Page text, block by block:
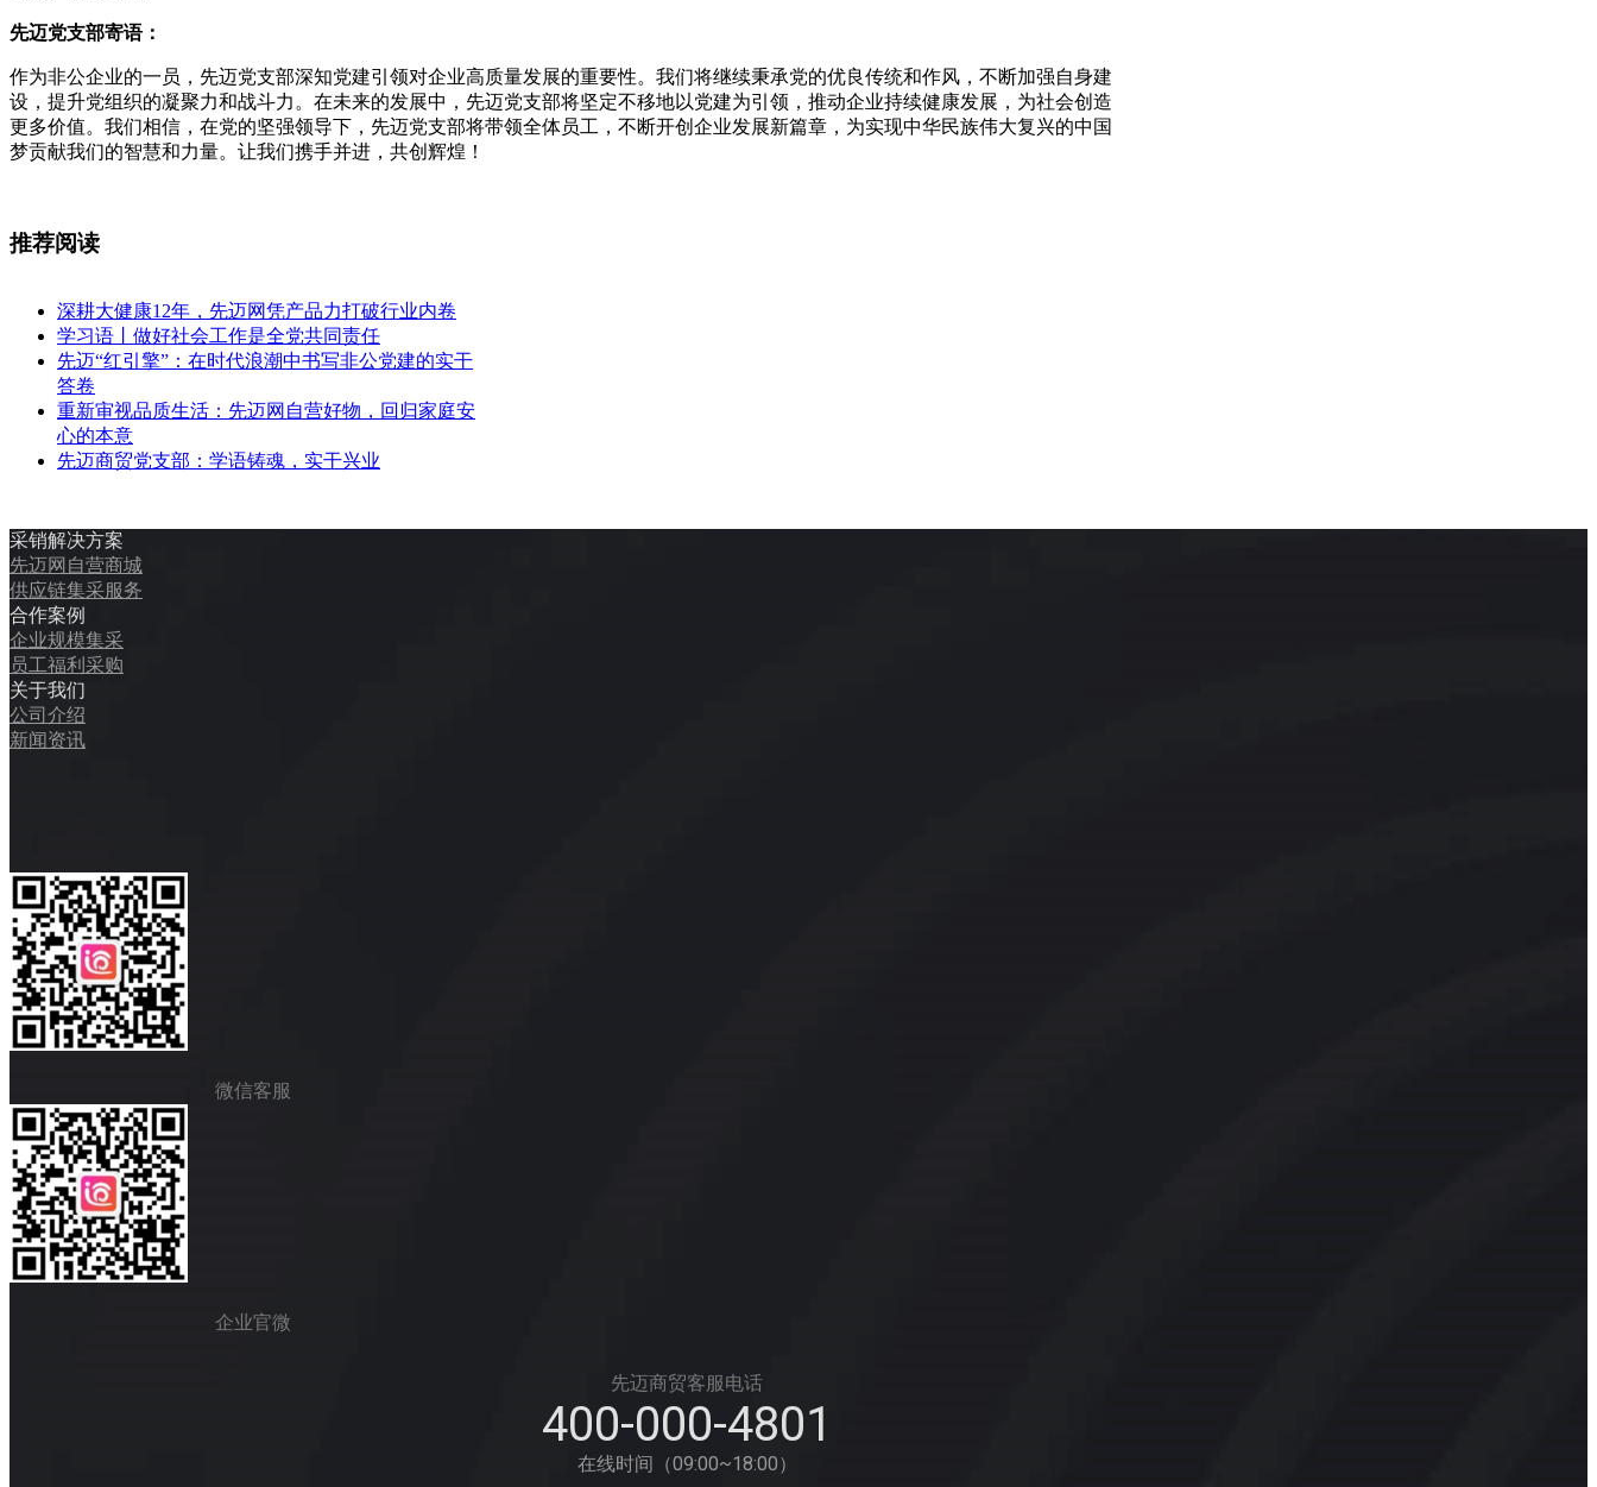
先迈党支部寄语：
作为非公企业的一员，先迈党支部深知党建引领对企业高质量发展的重要性。我们将继续秉承党的优良传统和作风，不断加强自身建
设，提升党组织的凝聚力和战斗力。在未来的发展中，先迈党支部将坚定不移地以党建为引领，推动企业持续健康发展，为社会创造
更多价值。我们相信，在党的坚强领导下，先迈党支部将带领全体员工，不断开创企业发展新篇章，为实现中华民族伟大复兴的中国
梦贡献我们的智慧和力量。让我们携手并进，共创辉煌！
推荐阅读
深耕大健康12年，先迈网凭产品力打破行业内卷
学习语丨做好社会工作是全党共同责任
先迈“红引擎”：在时代浪潮中书写非公党建的实干
答卷
重新审视品质生活：先迈网自营好物，回归家庭安
心的本意
先迈商贸党支部：学语铸魂，实干兴业
采销解决方案
先迈网自营商城
供应链集采服务
合作案例
企业规模集采
员工福利采购
关于我们
公司介绍
新闻资讯
微信客服
企业官微
先迈商贸客服电话
400-000-4801
在线时间（09:00~18:00）